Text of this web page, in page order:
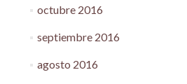
octubre 2016
septiembre 2016
agosto 2016